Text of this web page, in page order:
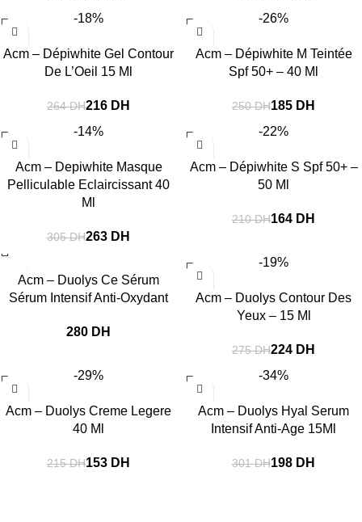
-18%
Acm – Dépiwhite Gel Contour
De L’Oeil 15 Ml
264DH216 DH
-26%
Acm – Dépiwhite M Teintée
Spf 50+ – 40 Ml
250DH185 DH
-14%
Acm – Depiwhite Masque
Pelliculable Eclaircissant 40
Ml
305DH263 DH
-22%
Acm – Dépiwhite S Spf 50+ –
50 Ml
210DH164 DH
Acm – Duolys Ce Sérum
Sérum Intensif Anti-Oxydant
DH
-19%
Acm – Duolys Contour Des
Yeux – 15 Ml
275DH224 DH
-29%
Acm – Duolys Creme Legere
40 Ml
215DH153 DH
-34%
Acm – Duolys Hyal Serum
Intensif Anti-Age 15Ml
301DH198 DH